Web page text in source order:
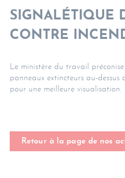
SIGNALÉTIQUE
CONTRE
Le ministère du travail
panneaux extincteurs au-dessus
pour une meilleure visualisation.
Retour à la page de nos